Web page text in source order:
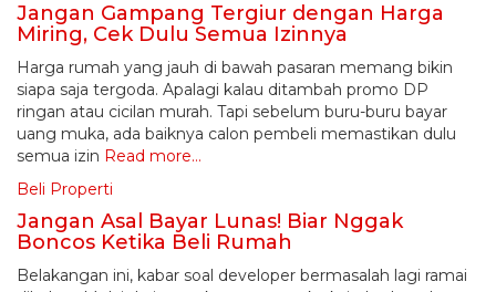
Jangan Gampang Tergiur dengan Harga
Miring, Cek Dulu Semua Izinnya
Harga rumah yang jauh di bawah pasaran memang bikin
siapa saja tergoda. Apalagi kalau ditambah promo DP
ringan atau cicilan murah. Tapi sebelum buru-buru bayar
uang muka, ada baiknya calon pembeli memastikan dulu
semua izin Read more…
Beli Properti
Jangan Asal Bayar Lunas! Biar Nggak
Boncos Ketika Beli Rumah
Belakangan ini, kabar soal developer bermasalah lagi ramai